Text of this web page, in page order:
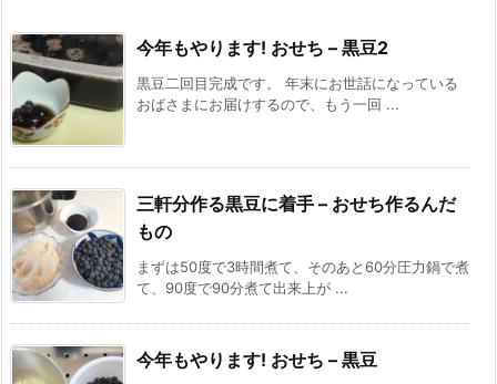
今年もやります! おせち – 黒豆2
黒豆二回目完成です。 年末にお世話になっている
おばさまにお届けするので、もう一回 ...
三軒分作る黒豆に着手 – おせち作るんだ
もの
まずは50度で3時間煮て、そのあと60分圧力鍋で煮
て、90度で90分煮て出来上が ...
今年もやります! おせち – 黒豆